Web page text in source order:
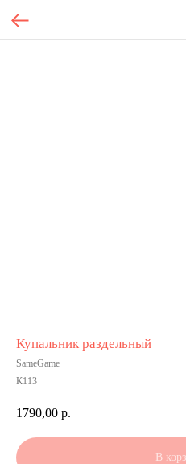
Купальник раздельный
SameGame
К113
1790,00 р.
В